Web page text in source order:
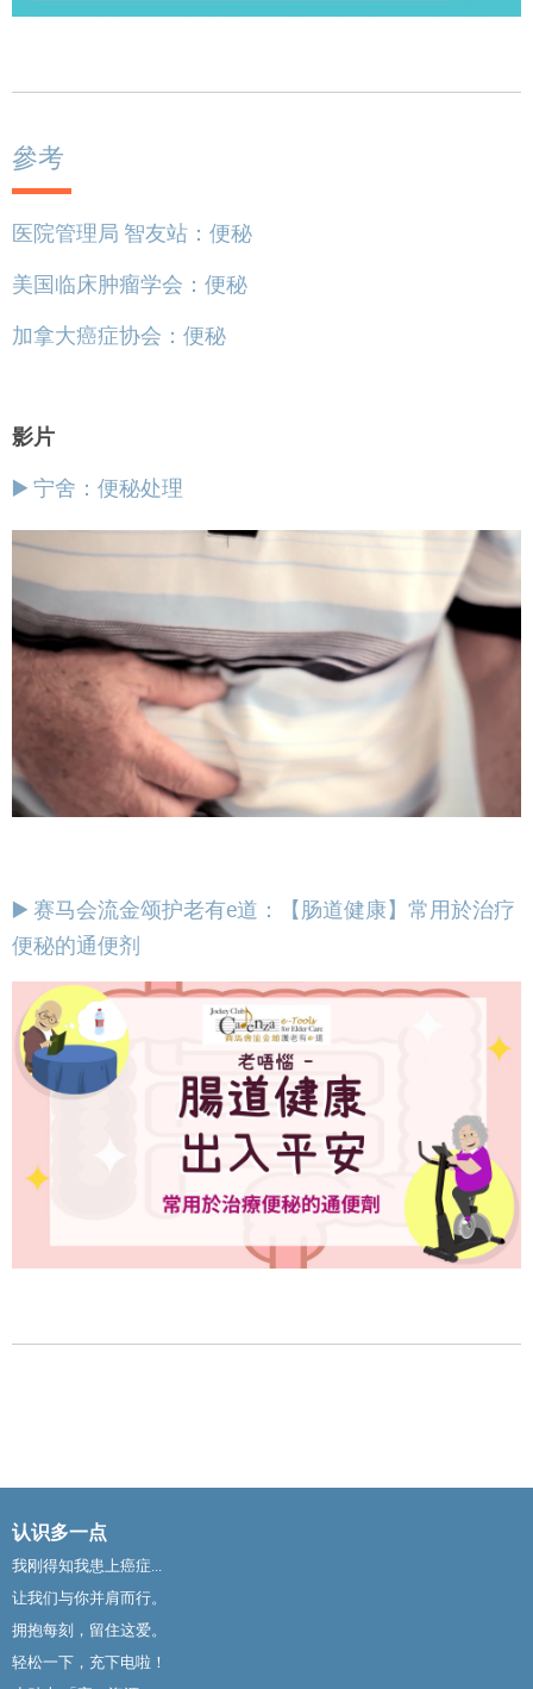
參考
医院管理局 智友站：便秘
美国临床肿瘤学会：便秘
加拿大癌症协会：便秘
影片
▶️ 宁舍：便秘处理
▶️ 赛马会流金颂护老有e道：【肠道健康】常用於治疗
便秘的通便剂
认识多一点
我刚得知我患上癌症...
让我们与你并肩而行。
拥抱每刻，留住这爱。
轻松一下，充下电啦！